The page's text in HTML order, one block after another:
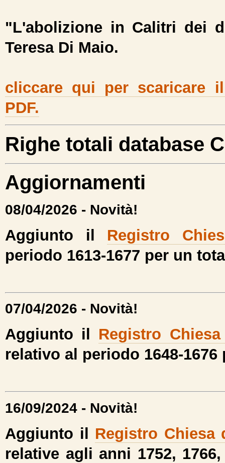
"L'abolizione in Calitri dei
Teresa Di Maio.
cliccare qui per scaricare
PDF.
Righe totali database
Aggiornamenti
08/04/2026 - Novità!
Aggiunto il Registro
periodo 1613-1677 per un
07/04/2026 - Novità!
Aggiunto il Registro
relativo al periodo 1648-
16/09/2024 - Novità!
Aggiunto il Registro Chiesa
relative agli anni 1752,